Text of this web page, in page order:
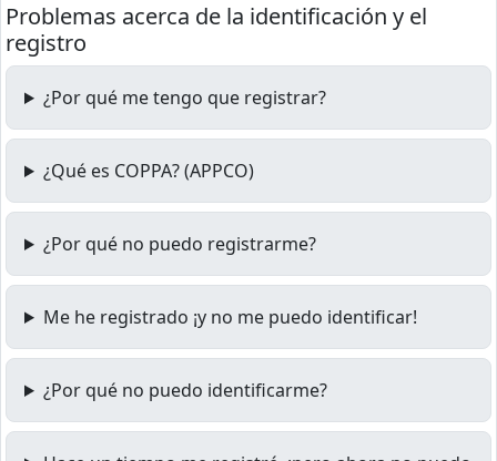
Problemas acerca de la identificación y el
registro
¿Por qué me tengo que registrar?
¿Qué es COPPA? (APPCO)
¿Por qué no puedo registrarme?
Me he registrado ¡y no me puedo identificar!
¿Por qué no puedo identificarme?